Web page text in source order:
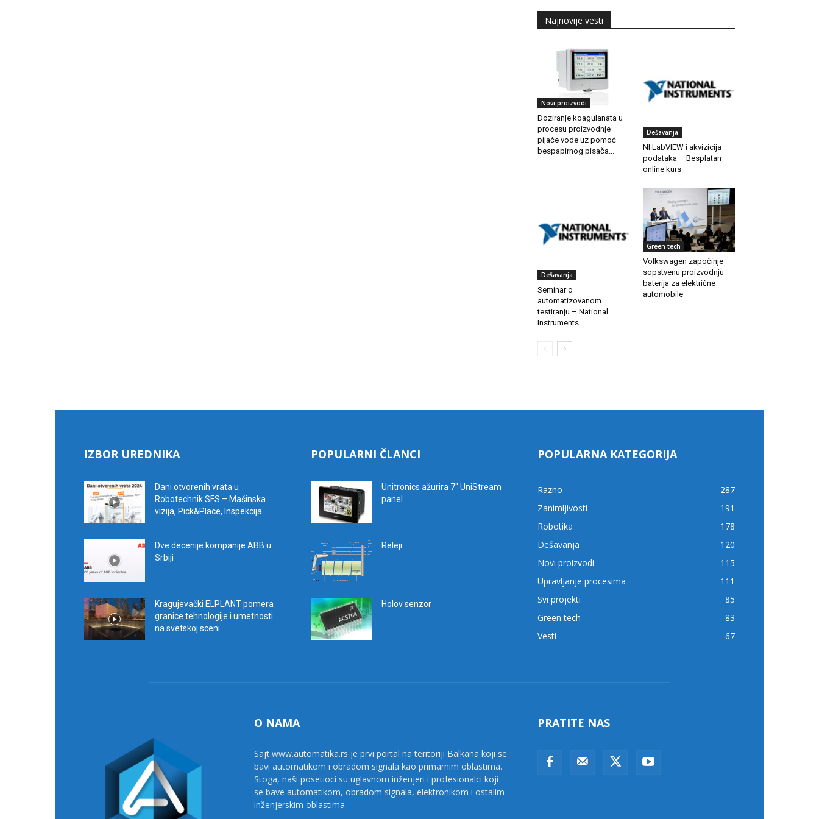
Najnovije vesti
Novi proizvodi
Doziranje koagulanata u
procesu proizvodnje
pijaće vode uz pomoć
bespapirnog pisača...
Dešavanja
NI LabVIEW i akvizicija
podataka – Besplatan
online kurs
Dešavanja
Seminar o
automatizovanom
testiranju – National
Instruments
Green tech
Volkswagen započinje
sopstvenu proizvodnju
baterija za električne
automobile
IZBOR UREDNIKA
Dani otvorenih vrata u
Robotechnik SFS – Mašinska
vizija, Pick&Place, Inspekcija...
Dve decenije kompanije ABB u
Srbiji
Kragujevački ELPLANT pomera
granice tehnologije i umetnosti
na svetskoj sceni
POPULARNI ČLANCI
Unitronics ažurira 7″ UniStream
panel
Releji
Holov senzor
POPULARNA KATEGORIJA
Razno
287
Zanimljivosti
191
Robotika
178
Dešavanja
120
Novi proizvodi
115
Upravljanje procesima
111
Svi projekti
85
Green tech
83
Vesti
67
O NAMA
Sajt www.automatika.rs je prvi portal na teritoriji Balkana koji se
bavi automatikom i obradom signala kao primarnim oblastima.
Stoga, naši posetioci su uglavnom inženjeri i profesionalci koji
se bave automatikom, obradom signala, elektronikom i ostalim
inženjerskim oblastima.
PRATITE NAS